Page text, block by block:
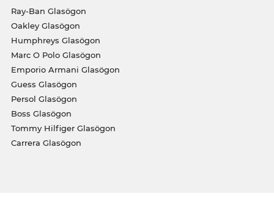
Ray-Ban Glasögon
Oakley Glasögon
Humphreys Glasögon
Marc O Polo Glasögon
Emporio Armani Glasögon
Guess Glasögon
Persol Glasögon
Boss Glasögon
Tommy Hilfiger Glasögon
Carrera Glasögon